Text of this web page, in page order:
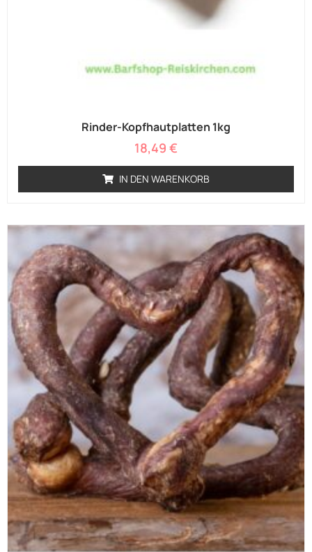
Rinder-Kopfhautplatten 1kg
18,49 €
IN DEN WARENKORB